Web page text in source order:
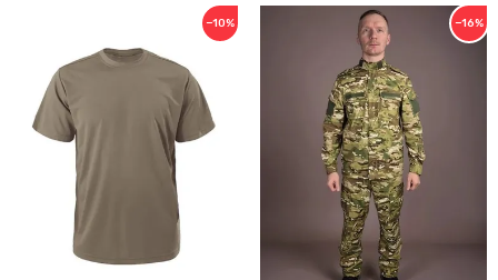
−10% −16%